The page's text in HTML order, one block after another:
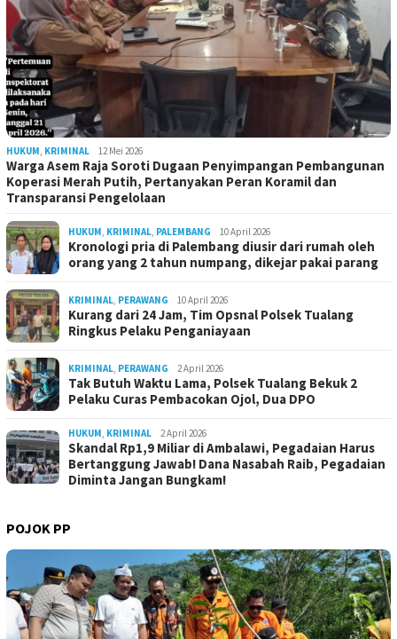
HUKUM KRIMINAL 12 Mei 2026
Warga Asem Raja Soroti Dugaan Penyimpangan Pembangunan
Koperasi Merah Putih, Pertanyakan Peran Koramil dan
Transparansi Pengelolaan
HUKUM KRIMINAL PALEMBANG 10 April 2026
Kronologi pria di Palembang diusir dari rumah oleh
orang yang 2 tahun numpang, dikejar pakai parang
KRIMINAL PERAWANG 10 April 2026
Kurang dari 24 Jam, Tim Opsnal Polsek Tualang
Ringkus Pelaku Penganiayaan
KRIMINAL PERAWANG 2 April 2026
Tak Butuh Waktu Lama, Polsek Tualang Bekuk 2
Pelaku Curas Pembacokan Ojol, Dua DPO
HUKUM KRIMINAL 2 April 2026
Skandal Rp1,9 Miliar di Ambalawi, Pegadaian Harus
Bertanggung Jawab! Dana Nasabah Raib, Pegadaian
Diminta Jangan Bungkam!
POJOK PP